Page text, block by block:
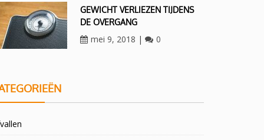
GEWICHT VERLIEZEN TIJDENS
DE OVERGANG
mei 9, 2018 | 0